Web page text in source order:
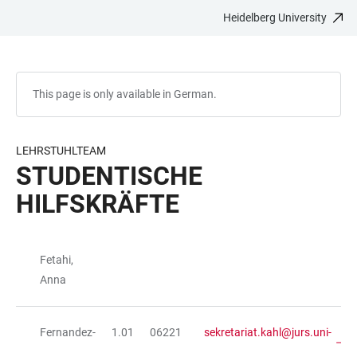
Heidelberg University
This page is only available in German.
LEHRSTUHLTEAM
STUDENTISCHE
HILFSKRÄFTE
TABLE
Fetahi,
Anna
Fernandez-
1.01
06221
sekretariat.kahl@jurs.uni-